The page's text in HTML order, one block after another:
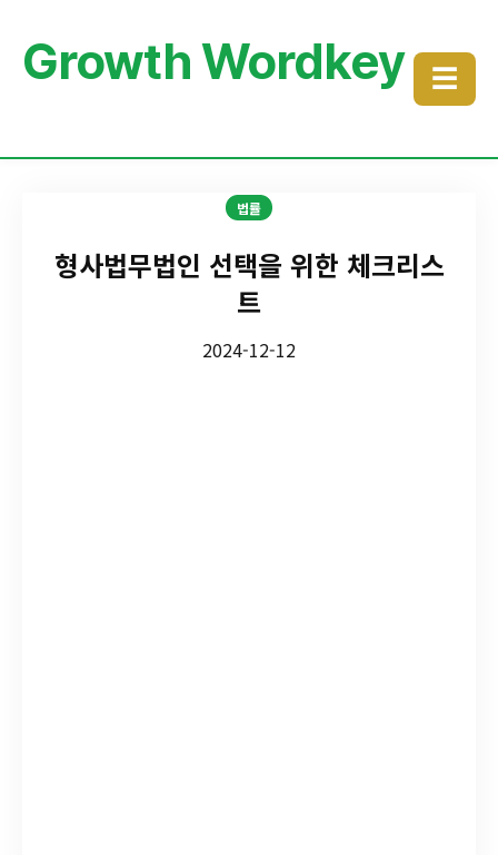
Growth Wordkey ☰
법률
형사법무법인 선택을 위한 체크리스
트
2024-12-12